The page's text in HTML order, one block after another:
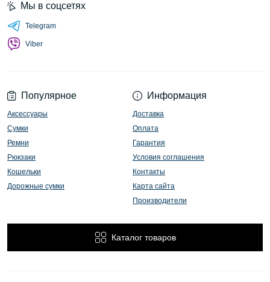
Популярное
Аксессуары
Сумки
Ремни
Рюкзаки
Кошельки
Дорожные сумки
Информация
Доставка
Оплата
Гарантия
Условия соглашения
Контакты
Карта сайта
Производители
Каталог товаров
Мы в соцсетях
Telegram
Viber